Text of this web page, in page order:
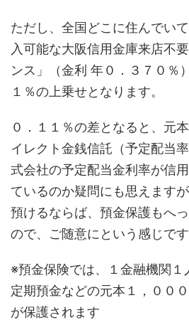
ただし、全国どこに住んでい
入可能な大阪信用金庫来店不
ンス」（金利 年０．３７０％
１％の上乗せとなります。
０．１１％の差となると、元
イレクト金銭信託（予定配当
式会社の予定配当金利率が信
ているのか疑問にも思えます
預けるならば、預金保護もへ
ので、ご随意にという感じです
※預金保険では、１金融機関１
定期預金などの元本１，００
が保護されます